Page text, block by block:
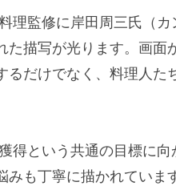
理監修に岸田周三氏（
た描写が光ります。画面
るだけでなく、料理人た
得という共通の目標に向
も丁寧に描かれていま